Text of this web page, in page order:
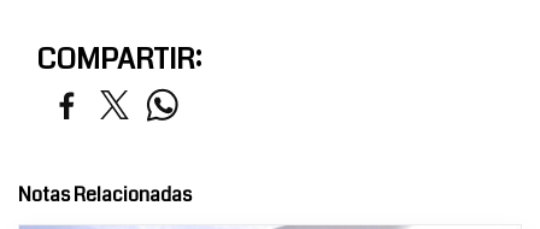
COMPARTIR:
Notas Relacionadas